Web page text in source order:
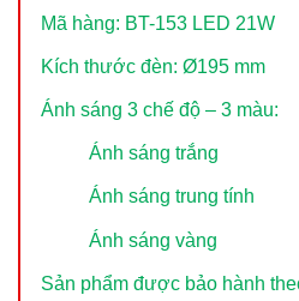
Mã hàng: BT-153 LED 21W
Kích thước đèn: Ø195 mm
Ánh sáng 3 chế độ – 3 màu:
Ánh sáng trắng
Ánh sáng trung tính
Ánh sáng vàng
Sản phẩm được bảo hành